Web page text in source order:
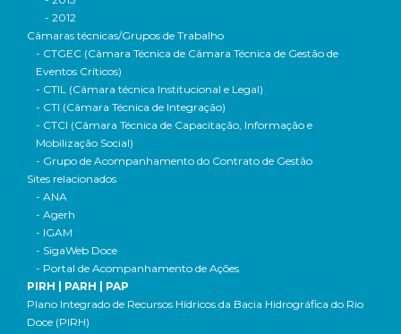
- 2012
Câmaras técnicas/Grupos de Trabalho
- CTGEC (Câmara Técnica de Câmara Técnica de Gestão de
Eventos Críticos)
- CTIL (Câmara técnica Institucional e Legal)
- CTI (Câmara Técnica de Integração)
- CTCI (Câmara Técnica de Capacitação, Informação e
Mobilização Social)
- Grupo de Acompanhamento do Contrato de Gestão
Sites relacionados
- ANA
- Agerh
- IGAM
- SigaWeb Doce
- Portal de Acompanhamento de Ações
PIRH | PARH | PAP
Plano Integrado de Recursos Hídricos da Bacia Hidrográfica do Rio
Doce (PIRH)